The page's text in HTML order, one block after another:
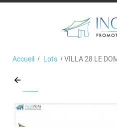
Accueil Lots VILLA 28 LE